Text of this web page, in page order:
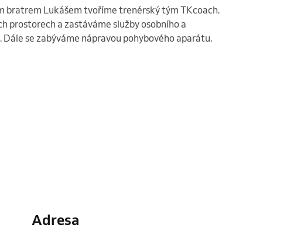
bratrem Lukášem tvoříme trenérský tým TKcoach.
prostorech a zastáváme služby osobního a
se zabýváme nápravou pohybového aparátu.
Adresa